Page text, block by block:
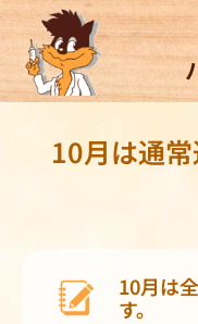
10月は通
10月は
す。